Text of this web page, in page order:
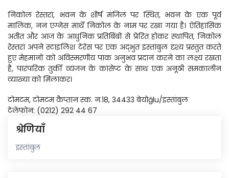
निकोल रेस्तरां, भवन के शीर्ष मंजिल पर स्थित, भवन के एक पूर्व
मालिक, नन एग्नेस मार्थे निकोल के नाम पर रखा गया है। ऐतिहासिक
अतीत और आज के आधुनिक प्रतिबिंबों से प्रेरित होकर स्थापित, निकोल
रेस्तरां अपने स्टाइलिश टेरेस पर एक अद्भुत इस्तांबुल दृश्य प्रस्तुत करते
हुए मेहमानों को अविस्मरणीय पाक अनुभव प्रदान करने का लक्ष्य रखता
है, पारंपरिक तुर्की व्यंजन के कांसेप्ट के साथ एक अनूठी समकालीन
व्याख्या को मिलाकर।
टोमटम, टोमटम कैप्तान स्क. न.18, 34433 बेयोğlu/इस्तांबुल
टेलेफोन: (0212) 292 44 67
श्रेणियाँ
इस्तांबुल